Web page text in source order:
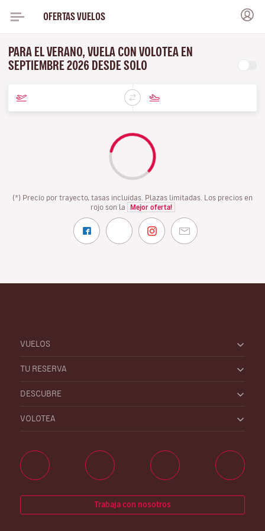
OFERTAS VUELOS
PARA EL VERANO, VUELA CON VOLOTEA EN
SEPTIEMBRE 2026 DESDE SOLO
(*) Precio por trayecto, tasas incluidas. Plazas limitadas. Los precios en
rojo son la
Mejor oferta!
VUELOS
TU RESERVA
DESCUBRE
VOLOTEA
Trabaja con nosotros